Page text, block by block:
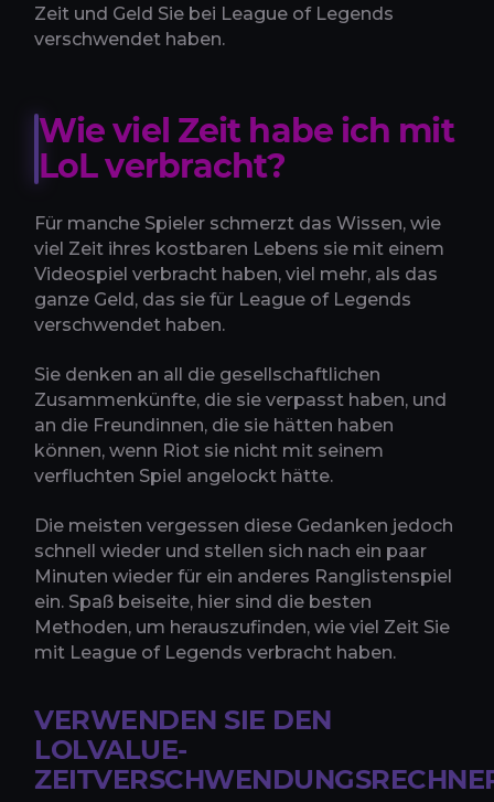
Zeit und Geld Sie bei League of Legends
verschwendet haben.
Wie viel Zeit habe ich mit
LoL verbracht?
Für manche Spieler schmerzt das Wissen, wie
viel Zeit ihres kostbaren Lebens sie mit einem
Videospiel verbracht haben, viel mehr, als das
ganze Geld, das sie für League of Legends
verschwendet haben.
Sie denken an all die gesellschaftlichen
Zusammenkünfte, die sie verpasst haben, und
an die Freundinnen, die sie hätten haben
können, wenn Riot sie nicht mit seinem
verfluchten Spiel angelockt hätte.
Die meisten vergessen diese Gedanken jedoch
schnell wieder und stellen sich nach ein paar
Minuten wieder für ein anderes Ranglistenspiel
ein. Spaß beiseite, hier sind die besten
Methoden, um herauszufinden, wie viel Zeit Sie
mit League of Legends verbracht haben.
VERWENDEN SIE DEN
LOLVALUE-